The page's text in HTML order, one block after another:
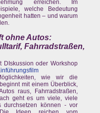
erreichen. Im
welche Bedeutung
hatten – und warum
ohne Autos:
Fahrradstraßen,
DIskussion oder Workshop
wie wir die
mit einem Überblick,
raus, Fahrradstraßen,
geht es um viele, viele
durchsetzen können - vor